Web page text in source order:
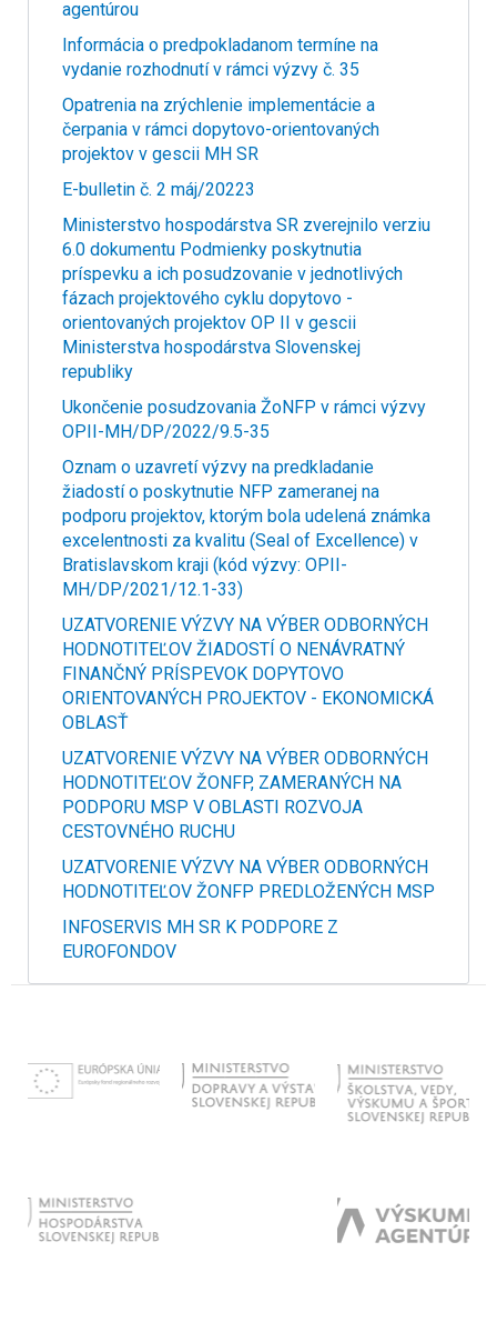
agentúrou
Informácia o predpokladanom termíne na
vydanie rozhodnutí v rámci výzvy č. 35
Opatrenia na zrýchlenie implementácie a
čerpania v rámci dopytovo-orientovaných
projektov v gescii MH SR
E-bulletin č. 2 máj/20223
Ministerstvo hospodárstva SR zverejnilo verziu
6.0 dokumentu Podmienky poskytnutia
príspevku a ich posudzovanie v jednotlivých
fázach projektového cyklu dopytovo -
orientovaných projektov OP II v gescii
Ministerstva hospodárstva Slovenskej
republiky
Ukončenie posudzovania ŽoNFP v rámci výzvy
OPII-MH/DP/2022/9.5-35
Oznam o uzavretí výzvy na predkladanie
žiadostí o poskytnutie NFP zameranej na
podporu projektov, ktorým bola udelená známka
excelentnosti za kvalitu (Seal of Excellence) v
Bratislavskom kraji (kód výzvy: OPII-
MH/DP/2021/12.1-33)
UZATVORENIE VÝZVY NA VÝBER ODBORNÝCH
HODNOTITEĽOV ŽIADOSTÍ O NENÁVRATNÝ
FINANČNÝ PRÍSPEVOK DOPYTOVO
ORIENTOVANÝCH PROJEKTOV - EKONOMICKÁ
OBLASŤ
UZATVORENIE VÝZVY NA VÝBER ODBORNÝCH
HODNOTITEĽOV ŽONFP, ZAMERANÝCH NA
PODPORU MSP V OBLASTI ROZVOJA
CESTOVNÉHO RUCHU
UZATVORENIE VÝZVY NA VÝBER ODBORNÝCH
HODNOTITEĽOV ŽONFP PREDLOŽENÝCH MSP
INFOSERVIS MH SR K PODPORE Z
EUROFONDOV